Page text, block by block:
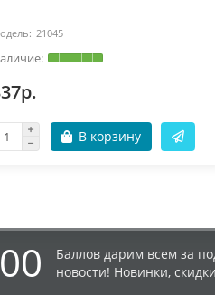
21045
В корзину
Баллов дарим всем за
новости! Новинки,